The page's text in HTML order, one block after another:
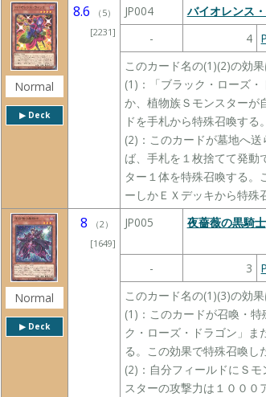
Normal
▶︎ Deck
8.6 （ 5）
[2231]
JP004 バイオレンス
-
4
このカード名の(1)(2)の効
(1)：「ブラック・ローズ
か、植物族Ｓモンスターが
ドを手札から特殊召喚する。
(2)：このカードが墓地へ
ば、手札を１枚捨てて発動
ター１体を特殊召喚する。
ーしかＥＸデッキから特殊
Normal
▶︎ Deck
8 （2 ）
[1649]
JP005 夜薔薇の黒騎士
-
3
このカード名の(1)(3)の効
(1)：このカードが召喚・
ク・ローズ・ドラゴン」ま
る。この効果で特殊召喚し
(2)：自分フィールドにＳ
スターの攻撃力は１０００